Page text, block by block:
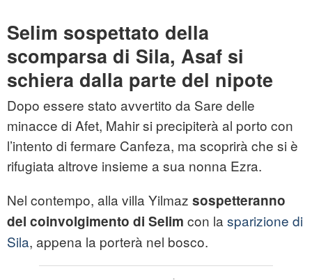
Selim sospettato della
scomparsa di Sila, Asaf si
schiera dalla parte del nipote
Dopo essere stato avvertito da Sare delle
minacce di Afet, Mahir si precipiterà al porto con
l’intento di fermare Canfeza, ma scoprirà che si è
rifugiata altrove insieme a sua nonna Ezra.
Nel contempo, alla villa Yilmaz sospetteranno
del coinvolgimento di Selim con la sparizione di
Sila, appena la porterà nel bosco.